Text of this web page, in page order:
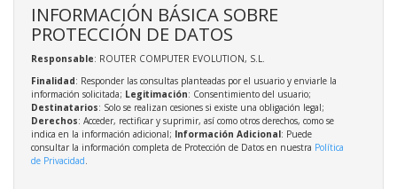
INFORMACIÓN BÁSICA SOBRE
PROTECCIÓN DE DATOS
Responsable: ROUTER COMPUTER EVOLUTION, S.L.
Finalidad: Responder las consultas planteadas por el usuario y enviarle la
información solicitada; Legitimación: Consentimiento del usuario;
Destinatarios: Solo se realizan cesiones si existe una obligación legal;
Derechos: Acceder, rectificar y suprimir, así como otros derechos, como se
indica en la información adicional; Información Adicional: Puede
consultar la información completa de Protección de Datos en nuestra Política
de Privacidad